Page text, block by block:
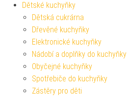
Dětské kuchyňky
Dětská cukrárna
Dřevěné kuchyňky
Elektronické kuchyňky
Nádobí a doplňky do kuchyňky
Obyčejné kuchyňky
Spotřebiče do kuchyňky
Zástěry pro děti